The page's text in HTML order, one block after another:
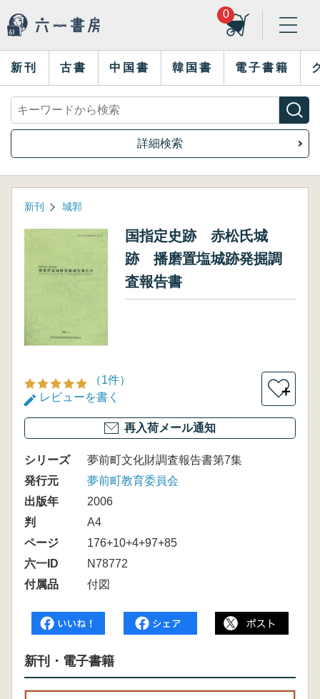
0
新刊 古書 中国書 韓国書 電子書籍
詳細検索
新刊 城郭
国指定史跡 赤松氏城
跡 播磨置塩城跡発掘調
査報告書
（1件）
レビューを書く
＋
再入荷メール通知
シリーズ
夢前町文化財調査報告書第7集
発行元
夢前町教育委員会
出版年
2006
判
A4
ページ
176+10+4+97+85
六一ID
N78772
付属品
付図
新刊・電子書籍